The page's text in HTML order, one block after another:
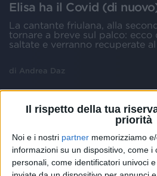
Il rispetto della tua
priorità
Noi e i nostri partner memorizziamo
informazioni su un dispositivo, come i
personali, come identificatori univoci
Elisa ha il Covid (di
La cantante friulana, alla
tornare a breve sul palco: ecco
saltate e verranno recuperate
di Andrea Daz